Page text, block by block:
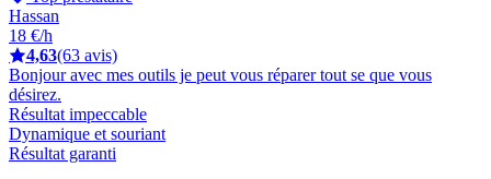
Hassan
18 €/h
4,63(63 avis)
Bonjour avec mes outils je peut vous réparer tout se que vous
désirez.
Résultat impeccable
Dynamique et souriant
Résultat garanti